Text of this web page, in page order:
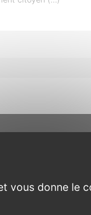
vous donne le